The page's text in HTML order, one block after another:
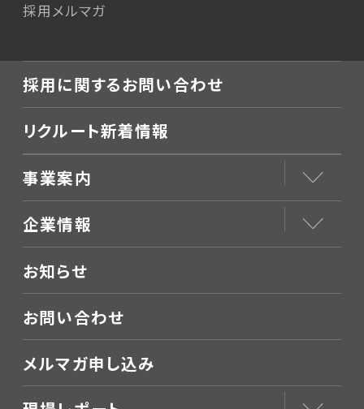
採用メルマガ
採用に関するお問い合わせ
リクルート新着情報
事業案内
企業情報
お知らせ
お問い合わせ
メルマガ申し込み